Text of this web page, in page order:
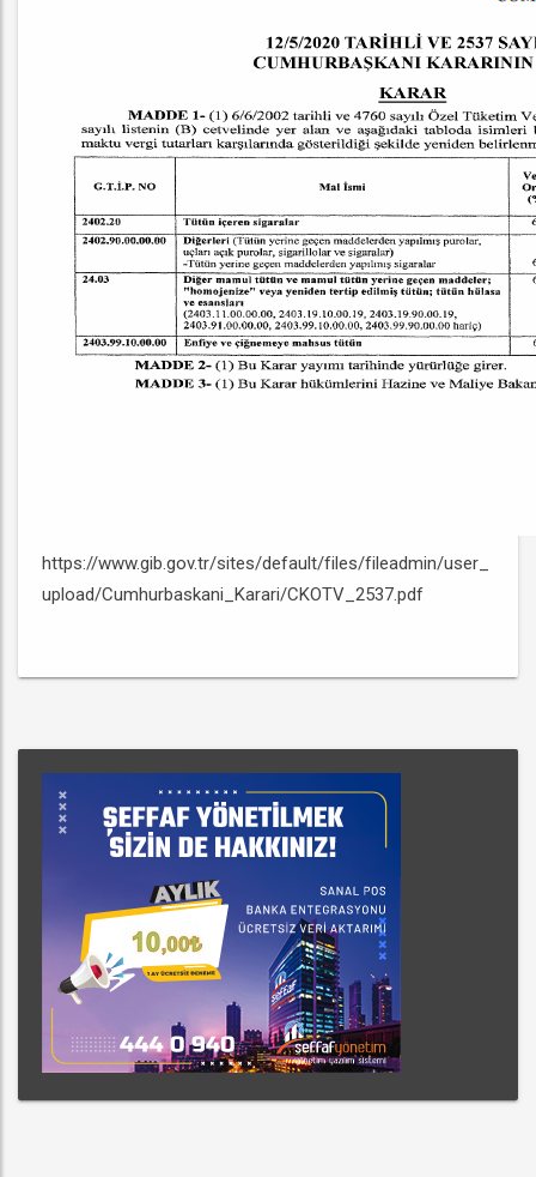
https://www.gib.gov.tr/sites/default/files/fileadmin/user_
upload/Cumhurbaskani_Karari/CKOTV_2537.pdf